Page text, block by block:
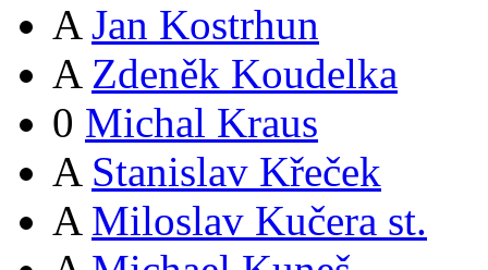
A Jan Kostrhun
A Zdeněk Koudelka
0 Michal Kraus
A Stanislav Křeček
A Miloslav Kučera st.